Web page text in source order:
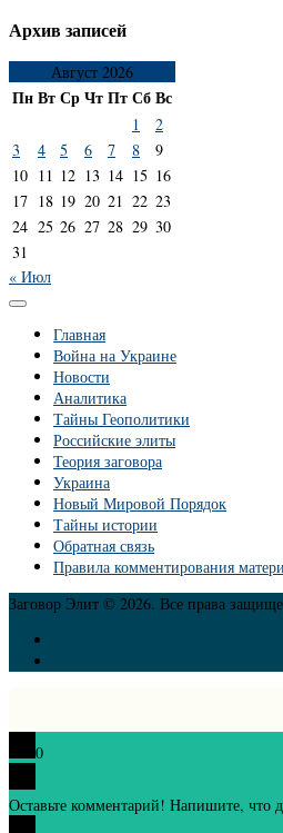
Архив записей
Август 2026
ПнВтСрЧтПтСбВс
1
2
3
4 5 6 7 8
9
10 11 12 13 14 15 16
17 18 19 20 21 22 23
24 25 26 27 28 29 30
31
« Июл
Главная
Война на Украине
Новости
Аналитика
Тайны Геополитики
Российские элиты
Теория заговора
Украина
Новый Мировой Порядок
Тайны истории
Обратная связь
Правила комментирования
Заговор Элит © 2026. Все права
0
Оставьте комментарий! Напишите, что